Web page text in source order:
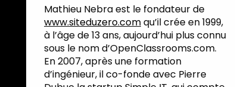
Mathieu Nebra est le fondateur de
www.siteduzero.comqu’il crée en 1999,
à l’âge de 13 ans, aujourd’hui plus connu
sous le nom d’OpenClassrooms.com.
En 2007, après une formation
d’ingénieur, il co-fonde avec Pierre